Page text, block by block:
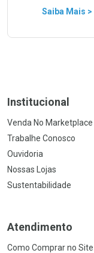
Saiba Mais >
Institucional
Venda No Marketplace
Trabalhe Conosco
Ouvidoria
Nossas Lojas
Sustentabilidade
Atendimento
Como Comprar no Site